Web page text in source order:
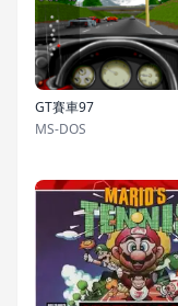
GT賽車97
MS-DOS